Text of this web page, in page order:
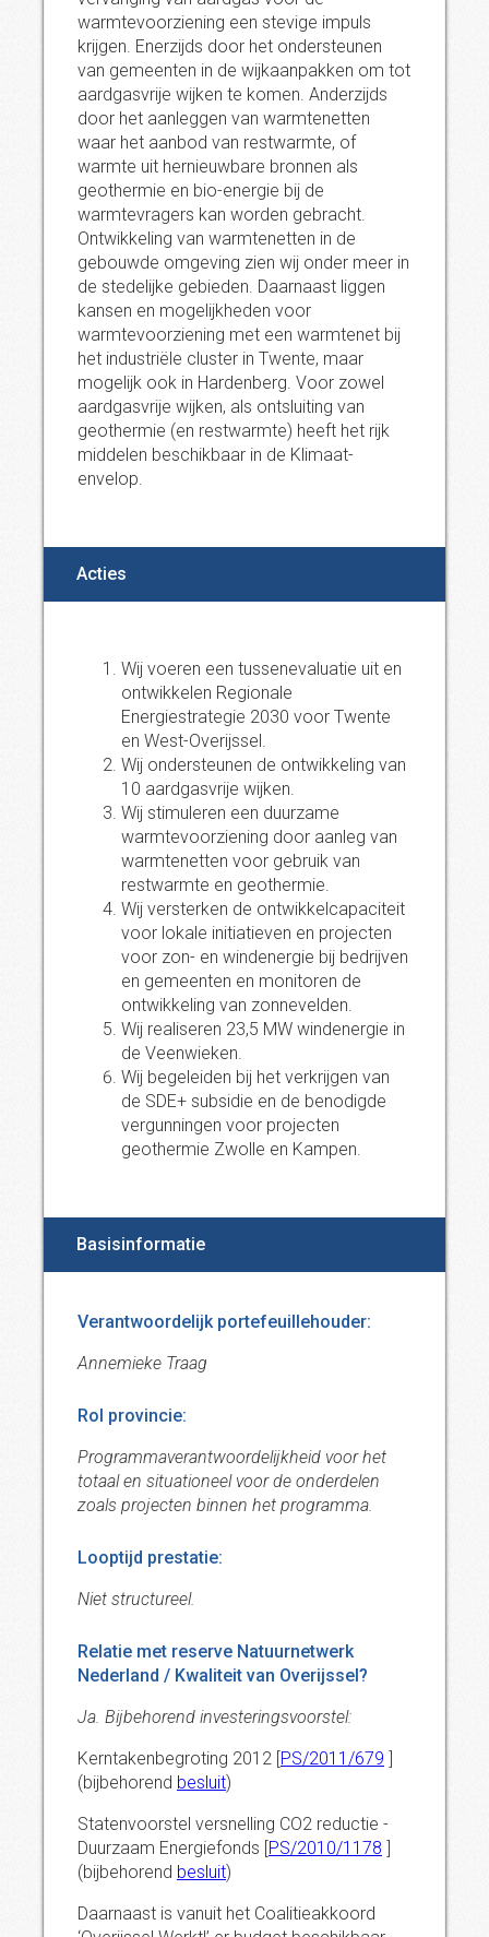
warmtevoorziening een stevige impuls
krijgen. Enerzijds door het ondersteunen
van gemeenten in de wijkaanpakken om tot
aardgasvrije wijken te komen. Anderzijds
door het aanleggen van warmtenetten
waar het aanbod van restwarmte, of
warmte uit hernieuwbare bronnen als
geothermie en bio-energie bij de
warmtevragers kan worden gebracht.
Ontwikkeling van warmtenetten in de
gebouwde omgeving zien wij onder meer in
de stedelijke gebieden. Daarnaast liggen
kansen en mogelijkheden voor
warmtevoorziening met een warmtenet bij
het industriële cluster in Twente, maar
mogelijk ook in Hardenberg. Voor zowel
aardgasvrije wijken, als ontsluiting van
geothermie (en restwarmte) heeft het rijk
middelen beschikbaar in de Klimaat-
envelop.
Acties
Wij voeren een tussenevaluatie uit en
ontwikkelen Regionale
Energiestrategie 2030 voor Twente
en West-Overijssel.
Wij ondersteunen de ontwikkeling van
10 aardgasvrije wijken.
Wij stimuleren een duurzame
warmtevoorziening door aanleg van
warmtenetten voor gebruik van
restwarmte en geothermie.
Wij versterken de ontwikkelcapaciteit
voor lokale initiatieven en projecten
voor zon- en windenergie bij bedrijven
en gemeenten en monitoren de
ontwikkeling van zonnevelden.
Wij realiseren 23,5 MW windenergie in
de Veenwieken.
Wij begeleiden bij het verkrijgen van
de SDE+ subsidie en de benodigde
vergunningen voor projecten
geothermie Zwolle en Kampen.
Basisinformatie
Verantwoordelijk portefeuillehouder:
Annemieke Traag
Rol provincie:
Programmaverantwoordelijkheid voor het
totaal en situationeel voor de onderdelen
zoals projecten binnen het programma.
Looptijd prestatie:
Niet structureel.
Relatie met reserve Natuurnetwerk
Nederland / Kwaliteit van Overijssel?
Ja. Bijbehorend investeringsvoorstel:
Kerntakenbegroting 2012 [PS/2011/679 ]
(bijbehorend besluit)
Statenvoorstel versnelling CO2 reductie -
Duurzaam Energiefonds [PS/2010/1178 ]
(bijbehorend besluit)
Daarnaast is vanuit het Coalitieakkoord